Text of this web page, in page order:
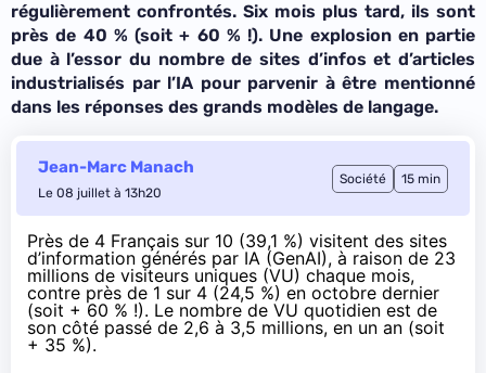
régulièrement confrontés. Six mois plus tard, ils sont
près de 40 % (soit + 60 % !). Une explosion en partie
due à l’essor du nombre de sites d’infos et d’articles
industrialisés par l’IA pour parvenir à être mentionné
dans les réponses des grands modèles de langage.
Jean-Marc Manach
Le 08 juillet à 13h20
Société 15 min
Près de 4 Français sur 10 (39,1 %) visitent des sites
d’information générés par IA (GenAI), à raison de 23
millions de visiteurs uniques (VU) chaque mois,
contre près de 1 sur 4 (24,5 %) en octobre dernier
(soit + 60 % !). Le nombre de VU quotidien est de
son côté passé de 2,6 à 3,5 millions, en un an (soit
+ 35 %).